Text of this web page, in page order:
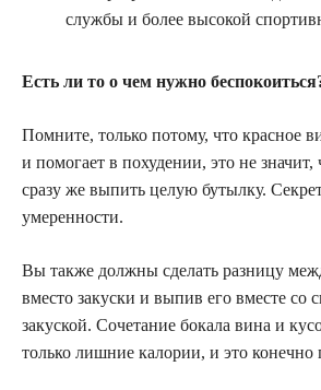
службы и более высокой
Есть ли то о чем нужно
Помните, только потому, что красное
и помогает в похудении, это не
сразу же выпить целую бутылку.
умеренности.
Вы также должны сделать разницу
вместо закуски и выпив его вместе со
закуской. Сочетание бокала вина и
только лишние калории, и это конечно